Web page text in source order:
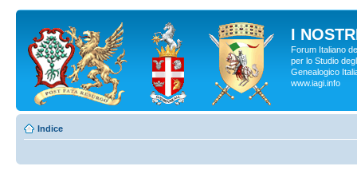
I
Forum Italiano
per lo Studio
Genealogico
www.iagi.info
Indice